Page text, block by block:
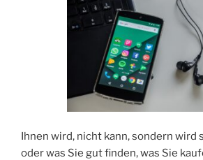
Ihnen wird, nicht kann, sondern wird
oder was Sie gut finden, was Sie